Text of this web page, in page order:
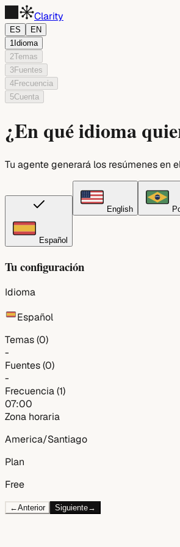
Clarity
ES
EN
1 Idioma
2Temas
3Fuentes
4Frecuencia
5Cuenta
¿En qué idioma
Tu agente generará los resúmenes en
Español
English
Tu configuración
Idioma
Español
Temas(0)
-
Fuentes(0)
-
Frecuencia(1)
07:00
Zona horaria
America/Santiago
Plan
Free
←Anterior Siguiente→